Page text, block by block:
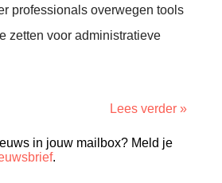
professionals overwegen tools
zetten voor administratieve
Lees verder »
in jouw mailbox? Meld je
.